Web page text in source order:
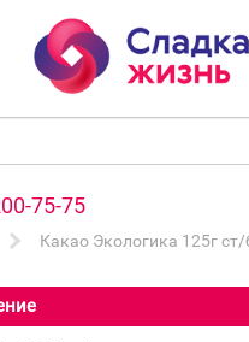
75-75
Какао Экологика 125г ст/